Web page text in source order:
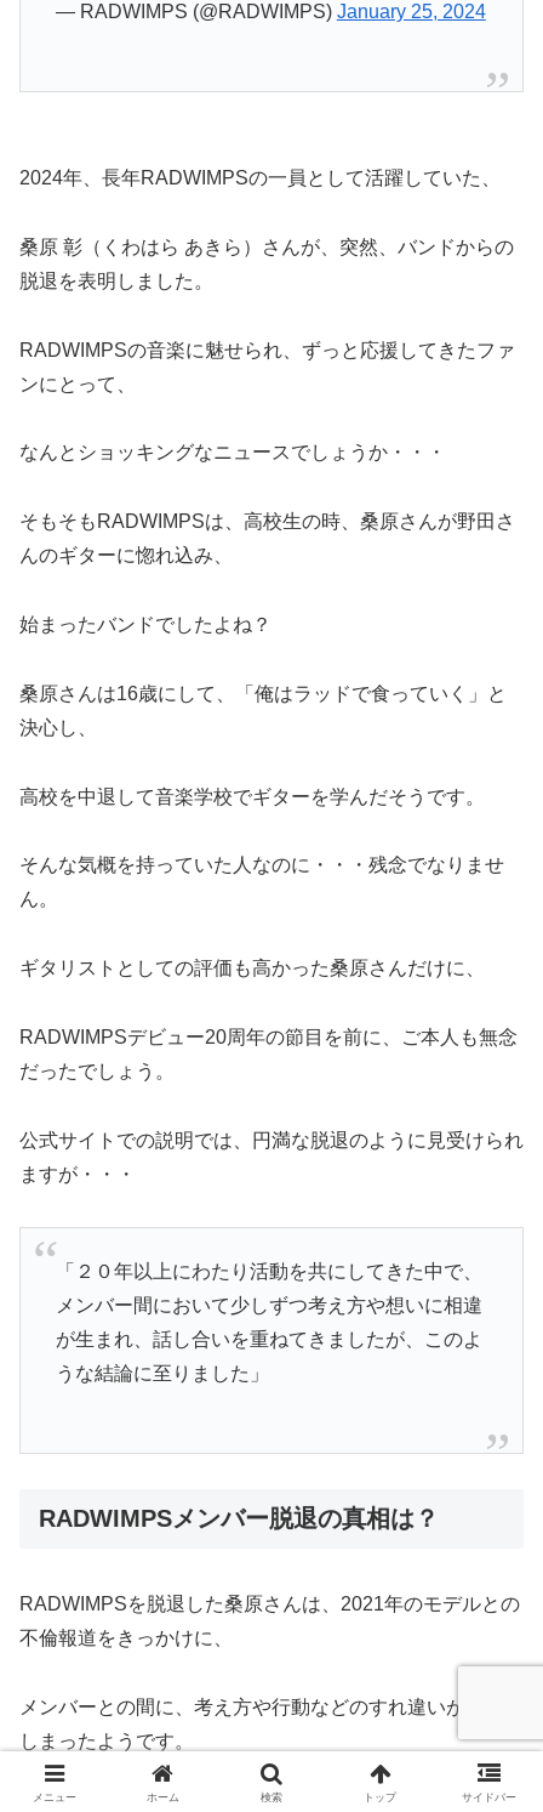
— RADWIMPS (@RADWIMPS) January 25, 2024
2024年、長年RADWIMPSの一員として活躍していた、
桑原 彰（くわはら あきら）さんが、突然、バンドからの
脱退を表明しました。
RADWIMPSの音楽に魅せられ、ずっと応援してきたファ
ンにとって、
なんとショッキングなニュースでしょうか・・・
そもそもRADWIMPSは、高校生の時、桑原さんが野田さ
んのギターに惚れ込み、
始まったバンドでしたよね？
桑原さんは16歳にして、「俺はラッドで食っていく」と
決心し、
高校を中退して音楽学校でギターを学んだそうです。
そんな気概を持っていた人なのに・・・残念でなりませ
ん。
ギタリストとしての評価も高かった桑原さんだけに、
RADWIMPSデビュー20周年の節目を前に、ご本人も無念
だったでしょう。
公式サイトでの説明では、円満な脱退のように見受けられ
ますが・・・
「２０年以上にわたり活動を共にしてきた中で、
メンバー間において少しずつ考え方や想いに相違
が生まれ、話し合いを重ねてきましたが、このよ
うな結論に至りました」
RADWIMPSメンバー脱退の真相は？
RADWIMPSを脱退した桑原さんは、2021年のモデルとの
不倫報道をきっかけに、
メンバーとの間に、考え方や行動などのすれ違いが生じて
しまったようです。
メニュー ホーム 検索 トップ サイドバー